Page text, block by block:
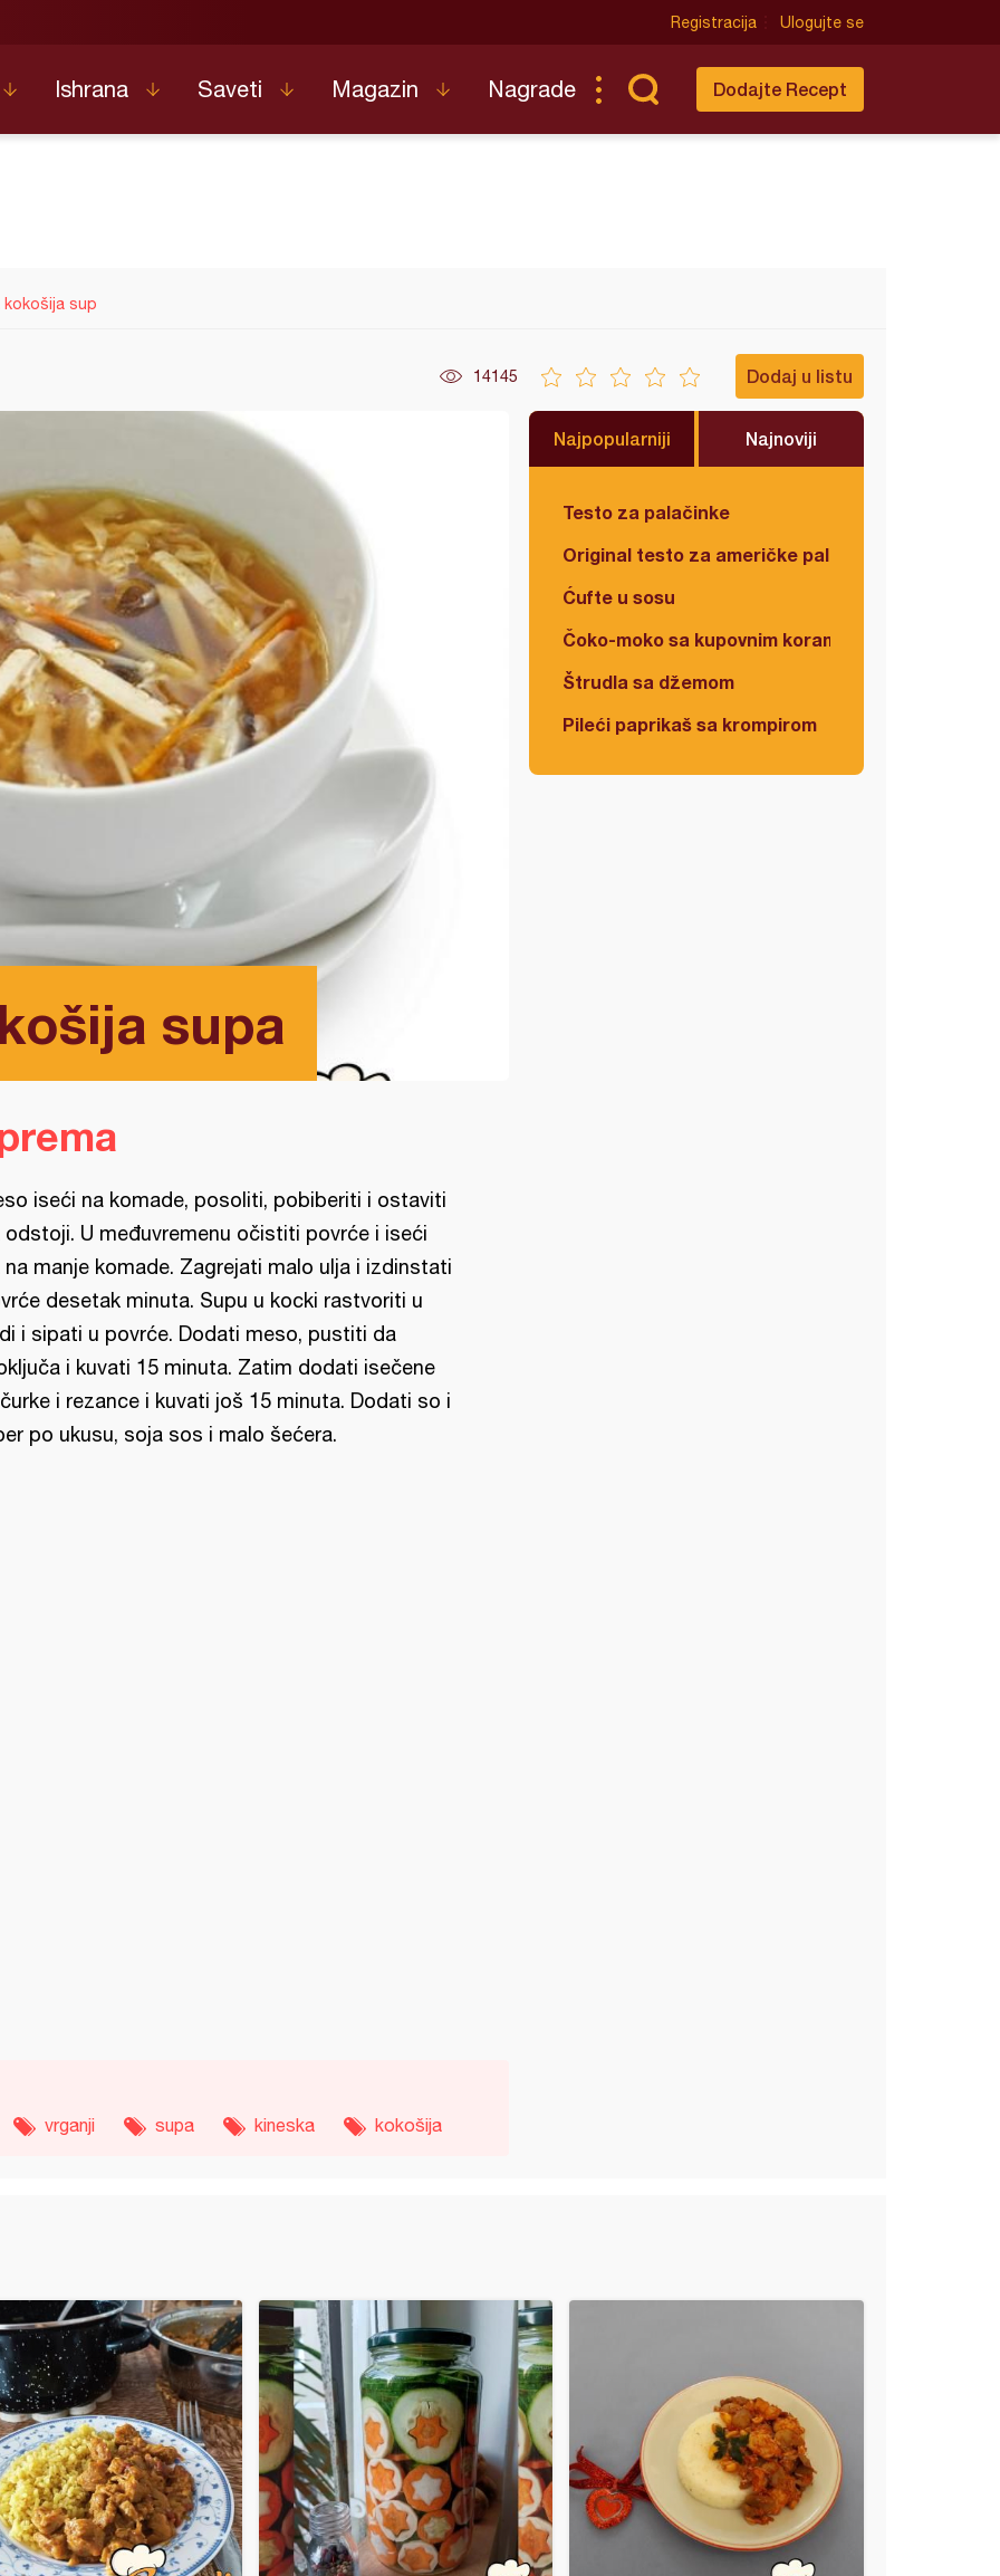
Registracija Ulogujte se
Ishrana Saveti Magazin Nagrade Dodajte Recept
kokošija sup
14145 Dodaj u listu
supa
Najpopularniji Najnoviji
Testo za palačinke
Original testo za američke palačinke
Ćufte u sosu
Čoko-moko sa kupovnim korama
Štrudla sa džemom
Pileći paprikaš sa krompirom
iseći na komade, posoliti, pobiberiti i ostaviti
odstoji. U međuvremenu očistiti povrće i iseći
na manje komade. Zagrejati malo ulja i izdinstati
desetak minuta. Supu u kocki rastvoriti u
i sipati u povrće. Dodati meso, pustiti da
i kuvati 15 minuta. Zatim dodati isečene
i rezance i kuvati još 15 minuta. Dodati so i
po ukusu, soja sos i malo šećera.
vrganji supa kineska kokošija